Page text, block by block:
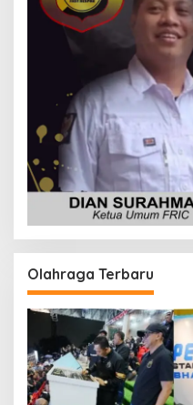
Olahraga Terbaru